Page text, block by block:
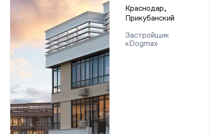
Краснодар,
Прикубанский
Застройщик
«Dogma»